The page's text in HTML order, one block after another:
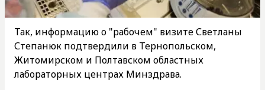
Так, информацию о "рабочем" визите Светланы
Степанюк подтвердили в Тернопольском,
Житомирском и Полтавском областных
лабораторных центрах Минздрава.